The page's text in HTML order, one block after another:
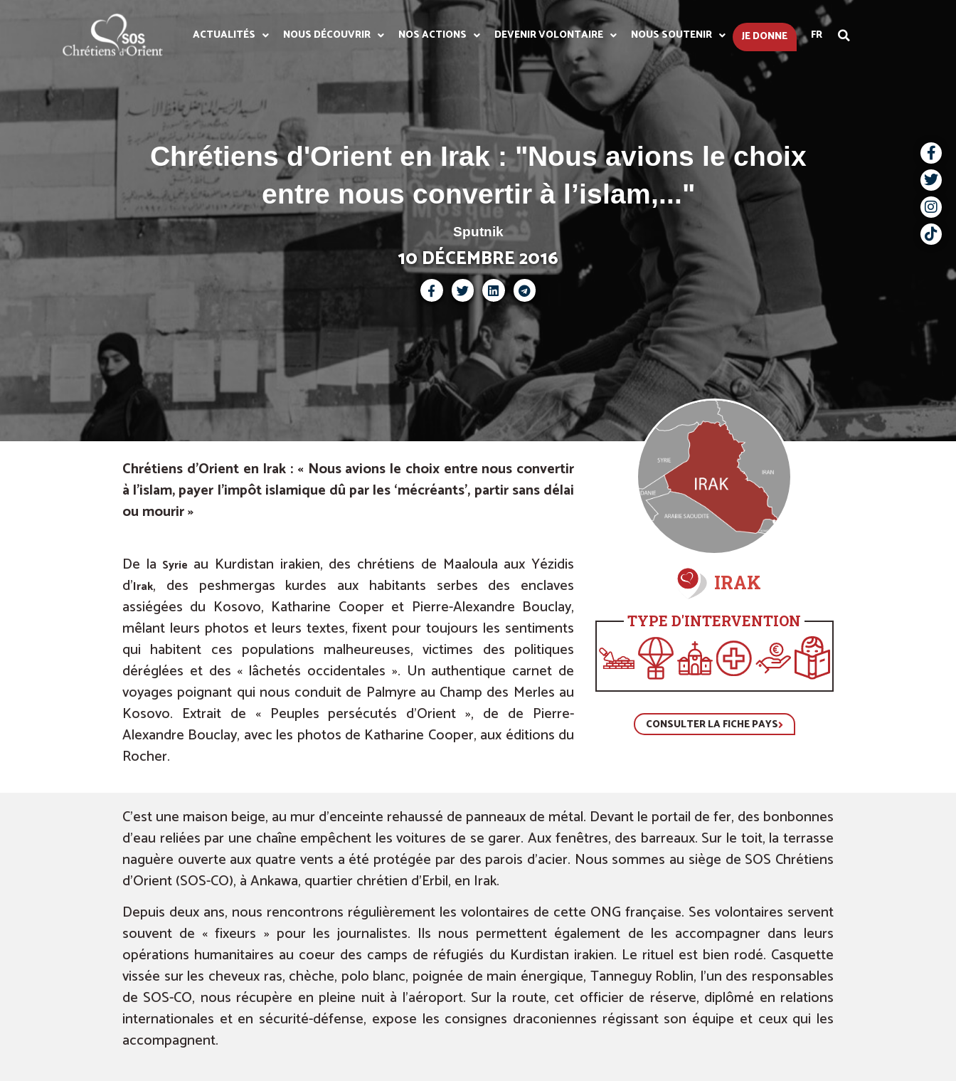
ACTUALITÉS NOUS DÉCOUVRIR NOS ACTIONS DEVENIR VOLONTAIRE NOUS SOUTENIR JE DONNE FR
Chrétiens d'Orient en Irak : "Nous avions le choix
entre nous convertir à l’islam,..."
Sputnik
10 DÉCEMBRE 2016
Chrétiens d’Orient en Irak : « Nous avions le choix entre nous convertir
à l’islam, payer l’impôt islamique dû par les ‘mécréants’, partir sans délai
ou mourir »
De la Syrie au Kurdistan irakien, des chrétiens de Maaloula aux Yézidis
d’Irak, des peshmergas kurdes aux habitants serbes des enclaves
assiégées du Kosovo, Katharine Cooper et Pierre-Alexandre Bouclay,
mêlant leurs photos et leurs textes, fixent pour toujours les sentiments
qui habitent ces populations malheureuses, victimes des politiques
déréglées et des « lâchetés occidentales ». Un authentique carnet de
voyages poignant qui nous conduit de Palmyre au Champ des Merles au
Kosovo. Extrait de « Peuples persécutés d’Orient », de de Pierre-
Alexandre Bouclay, avec les photos de Katharine Cooper, aux éditions du
Rocher.
IRAK
TYPE D'INTERVENTION
CONSULTER LA FICHE PAYS
C’est une maison beige, au mur d’enceinte rehaussé de panneaux de métal. Devant le portail de fer, des bonbonnes
d’eau reliées par une chaîne empêchent les voitures de se garer. Aux fenêtres, des barreaux. Sur le toit, la terrasse
naguère ouverte aux quatre vents a été protégée par des parois d’acier. Nous sommes au siège de SOS Chrétiens
d’Orient (SOS-CO), à Ankawa, quartier chrétien d’Erbil, en Irak.
Depuis deux ans, nous rencontrons régulièrement les volontaires de cette ONG française. Ses volontaires servent
souvent de « fixeurs » pour les journalistes. Ils nous permettent également de les accompagner dans leurs
opérations humanitaires au coeur des camps de réfugiés du Kurdistan irakien. Le rituel est bien rodé. Casquette
vissée sur les cheveux ras, chèche, polo blanc, poignée de main énergique, Tanneguy Roblin, l’un des responsables
de SOS-CO, nous récupère en pleine nuit à l’aéroport. Sur la route, cet officier de réserve, diplômé en relations
internationales et en sécurité-défense, expose les consignes draconiennes régissant son équipe et ceux qui les
accompagnent.